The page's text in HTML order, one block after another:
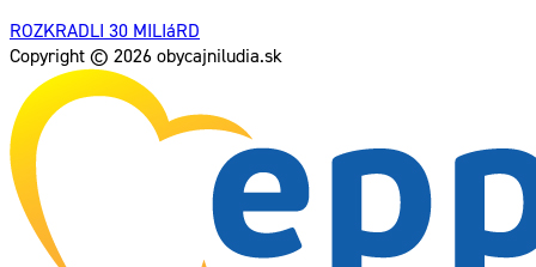
ROZKRADLI 30 MILIáRD
Copyright © 2026 obycajniludia.sk